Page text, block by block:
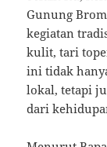
Gunung
kegiatan
kulit, tari
ini tidak
lokal, tetapi
dari